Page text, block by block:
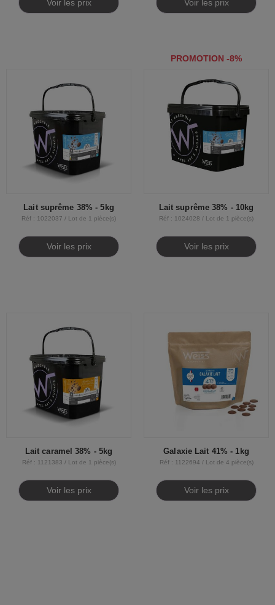
Voir les prix Voir les prix
Lait suprême 38% - 5kg
Réf : 1022037 / Lot de 1 pièce(s)
Voir les prix
PROMOTION -8%
Lait suprême 38% - 10kg
Réf : 1024028 / Lot de 1 pièce(s)
Voir les prix
Lait caramel 38% - 5kg
Réf : 1121383 / Lot de 1 pièce(s)
Voir les prix
Galaxie Lait 41% - 1kg
Réf : 1122694 / Lot de 4 pièce(s)
Voir les prix